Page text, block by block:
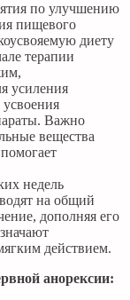
по улучшению
пищевого
диету
терапии
усиления
Важно
вещества
недель
на общий
дополняя его
действием.
анорексии: